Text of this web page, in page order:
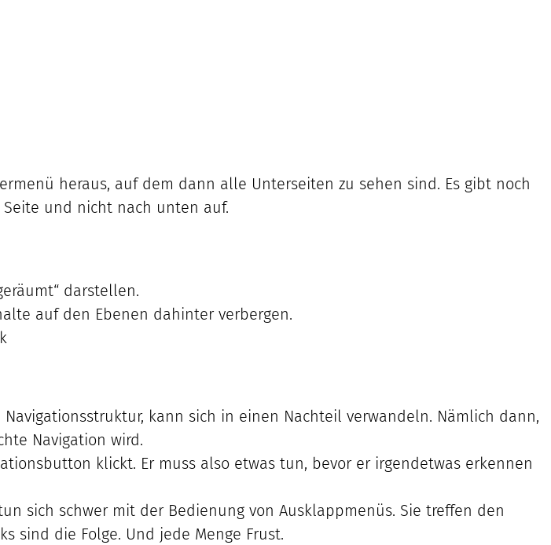
heraus, auf dem dann alle Unterseiten zu sehen sind. Es gibt noch
und nicht nach unten auf.
darstellen.
auf den Ebenen dahinter verbergen.
kann sich in einen Nachteil verwandeln. Nämlich dann,
Navigation wird.
klickt. Er muss also etwas tun, bevor er irgendetwas erkennen
sich schwer mit der Bedienung von Ausklappmenüs. Sie treffen den
sind die Folge. Und jede Menge Frust.